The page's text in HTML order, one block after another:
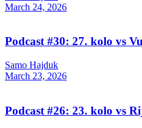
March 24, 2026
Podcast #30: 27. kolo vs
Samo Hajduk
March 23, 2026
Podcast #26: 23. kolo vs